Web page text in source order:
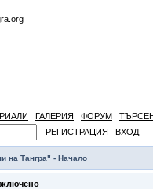
ГАЛЕРИЯ ФОРУМ
РЕГИСТРАЦИЯ
ВХОД
на Тангра" - Начало